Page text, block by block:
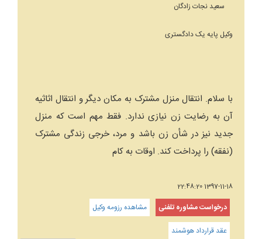
سعید نجات زادگان
وکیل پایه یک دادگستری
با سلام. انتقال منزل مشترک به مکان دیگر و انتقال اثاثیه
آن به رضایت زن نیازی ندارد. فقط مهم است که منزل
جدید نیز در شأن زن باشد و مرد، خرجی زندگی مشترک
(نفقه) را پرداخت کند. اوقات به کام
1397-11-18 22:48:20
درخواست مشاوره تلفنی
مشاهده رزومه وکیل
عقد قرارداد هوشمند